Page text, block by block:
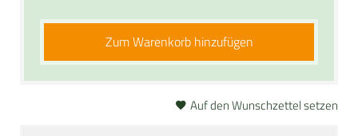
Zum Warenkorb hinzufügen
Auf den Wunschzettel setzen